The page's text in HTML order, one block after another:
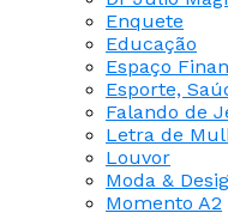
Enquete
Educação
Espaço
Esporte,
Falando de
Letra de
Louvor
Moda &
Momento A2